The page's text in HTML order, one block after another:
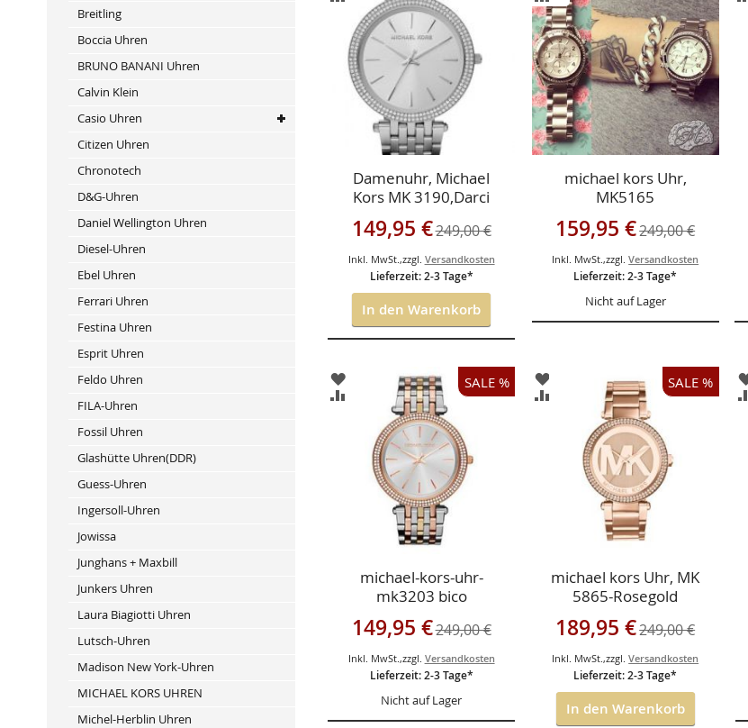
HINZUFÜGEN
VERGLEICHSLISTE
HINZUFÜGEN
Damenuhr, Michael
Kors MK 3190,Darci
Sonderangebot
149,95 €249,00 €
Inkl. MwSt.,zzgl. Versandkosten
Lieferzeit: 2-3 Tage*
In den Warenkorb
HINZUFÜGEN
VERGLEICHSLISTE
HINZUFÜGEN
michael kors Uhr,
MK5165
Sonderangebot
159,95 €249,00 €
Inkl. MwSt.,zzgl.Versandkosten
Lieferzeit: 2-3 Tage*
Nicht auf Lager
ZUR
WUNSCHLISTE
HINZUFÜGEN
ZUR
VERGLEICHSLISTE
HINZUFÜGEN
SALE %
michael-kors-uhr-
mk3203 bico
Sonderangebot
149,95 €249,00 €
Inkl. MwSt.,zzgl. Versandkosten
Lieferzeit: 2-3 Tage*
Nicht auf Lager
ZUR
WUNSCHLISTE
HINZUFÜGEN
ZUR
VERGLEICHSLISTE
HINZUFÜGEN
SALE %
michael kors Uhr, MK
5865-Rosegold
Sonderangebot
189,95 €249,00 €
Inkl. MwSt.,zzgl.Versandkosten
Lieferzeit: 2-3 Tage*
In den Warenkorb
Breitling
Boccia Uhren
BRUNO BANANI Uhren
Calvin Klein
Casio Uhren
Citizen Uhren
Chronotech
D&G-Uhren
Daniel Wellington Uhren
Diesel-Uhren
Ebel Uhren
Ferrari Uhren
Festina Uhren
Esprit Uhren
Feldo Uhren
FILA-Uhren
Fossil Uhren
Glashütte Uhren(DDR)
Guess-Uhren
Ingersoll-Uhren
Jowissa
Junghans + Maxbill
Junkers Uhren
Laura Biagiotti Uhren
Lutsch-Uhren
Madison New York-Uhren
MICHAEL KORS UHREN
Michel-Herblin Uhren